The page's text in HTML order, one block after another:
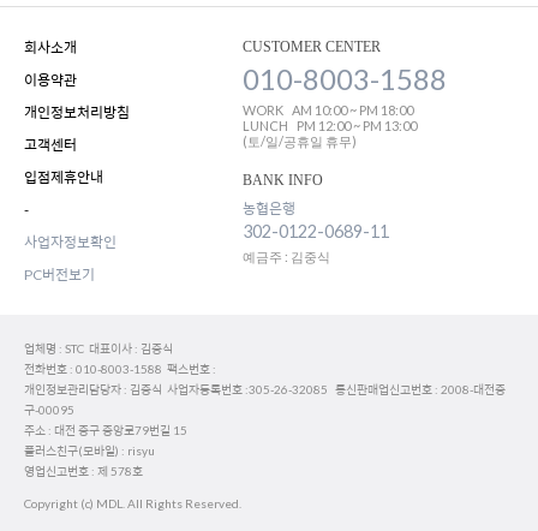
회사소개
이용약관
개인정보처리방침
고객센터
입점제휴안내
-
사업자정보확인
PC버전보기
CUSTOMER CENTER
010-8003-1588
WORK AM 10:00 ~ PM 18:00
LUNCH
PM 12:00 ~ PM 13:00
(토/일/공휴일 휴무)
BANK INFO
농협은행
302-0122-0689-11
예금주 : 김중식
업체명 : STC 대표이사 : 김중식
전화번호 : 010-8003-1588 팩스번호 :
개인정보관리담당자 : 김중식 사업자등록번호 :305-26-32085 통신판매업신고번호 : 2008-대전중
구-00095
주소 : 대전 중구 중앙로79번길 15
플러스친구(모바일) : risyu
영업신고번호 : 제 578호
Copyright (c) MDL. All Rights Reserved.